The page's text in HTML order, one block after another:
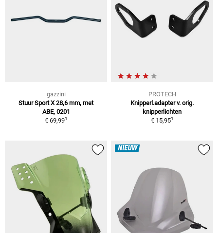
gazzini
Stuur Sport X 28,6 mm, met
ABE, 0201
€ 69,991
PROTECH
Knipperl.adapter v. orig.
knipperlichten
€ 15,951
NIEUW